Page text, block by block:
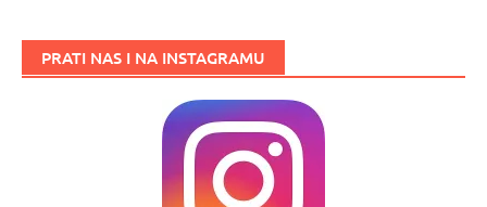
PRATI NAS I NA INSTAGRAMU